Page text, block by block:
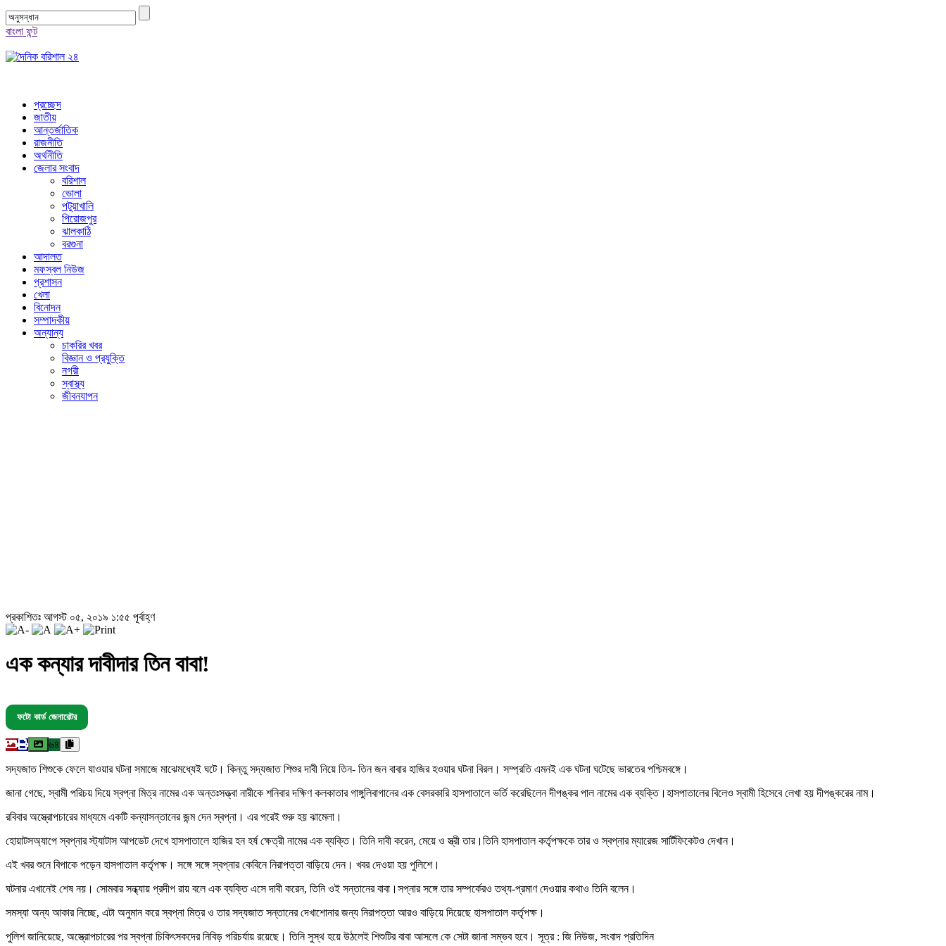
বাংলা ফন্ট
প্রচ্ছেদ
জাতীয়
আন্তর্জাতিক
রাজনীতি
অর্থনীতি
জেলার সংবাদ
বরিশাল
ভোলা
পটুয়াখালি
পিরোজপুর
ঝালকাঠি
বরগুনা
আদালত
মফস্বল নিউজ
প্রশাসন
খেলা
বিনোদন
সম্পাদকীয়
অন্যান্য
চাকরির খবর
বিজ্ঞান ও প্রযুক্তি
নগরী
স্বাস্থ্য
জীবনযাপন
প্রকাশিতঃ আগস্ট ০৫, ২০১৯ ১:৫৫ পূর্বাহ্ণ
এক কন্যার দাবীদার তিন বাবা!
ফটো কার্ড জেনারেটর
৬৪
সদ্যজাত শিশুকে ফেলে যাওয়ার ঘটনা সমাজে মাঝেমধ্যেই ঘটে। কিন্তু সদ্যজাত শিশুর দাবী নিয়ে তিন- তিন জন বাবার হাজির হওয়ার ঘটনা বিরল। সম্প্রতি এমনই এক ঘটনা ঘটেছে ভারতের পশ্চিমবঙ্গে।
জানা গেছে, স্বামী পরিচয় দিয়ে স্বপ্না মিত্র নামের এক অন্তঃসত্ত্বা নারীকে শনিবার দক্ষিণ কলকাতার গাঙ্গুলিবাগানের এক বেসরকারি হাসপাতালে ভর্তি করেছিলেন দীপঙ্কর পাল নামের এক ব্যক্তি।হাসপাতালের বিলেও স্বামী হিসেবে লেখা হয় দীপঙ্করের নাম।
রবিবার অস্ত্রোপচারের মাধ্যমে একটি কন্যাসন্তানের জন্ম দেন স্বপ্না। এর পরেই শুরু হয় ঝামেলা।
হোয়াটসঅ্যাপে স্বপ্নার স্ট্যাটাস আপডেট দেখে হাসপাতালে হাজির হন হর্ষ ক্ষেত্রী নামের এক ব্যক্তি। তিনি দাবী করেন, মেয়ে ও স্ত্রী তার।তিনি হাসপাতাল কর্তৃপক্ষকে তার ও স্বপ্নার ম্যারেজ সার্টিফিকেটও দেখান।
এই খবর শুনে বিপাকে পড়েন হাসপাতাল কর্তৃপক্ষ। সঙ্গে সঙ্গে স্বপ্নার কেবিনে নিরাপত্তা বাড়িয়ে দেন। খবর দেওয়া হয় পুলিশে।
ঘটনার এখানেই শেষ নয়। সোমবার সন্ধ্যায় প্রদীপ রায় বলে এক ব্যক্তি এসে দাবী করেন, তিনি ওই সন্তানের বাবা।সপ্নার সঙ্গে তার সম্পর্কেরও তথ্য-প্রমাণ দেওয়ার কথাও তিনি বলেন।
সমস্যা অন্য আকার নিচ্ছে, এটা অনুমান করে স্বপ্না মিত্র ও তার সদ্যজাত সন্তানের দেখাশোনার জন্য নিরাপত্তা আরও বাড়িয়ে দিয়েছে হাসপাতাল কর্তৃপক্ষ।
পুলিশ জানিয়েছে, অস্ত্রোপচারের পর স্বপ্না চিকিৎসকদের নিবিড় পরিচর্যায় রয়েছে। তিনি সুস্থ হয়ে উঠলেই শিশুটির বাবা আসলে কে সেটা জানা সম্ভব হবে। সূত্র : জি নিউজ, সংবাদ প্রতিদিন